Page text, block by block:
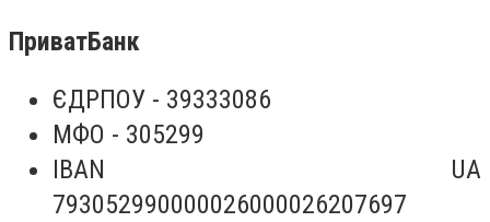
ПриватБанк
ЄДРПОУ - 39333086
МФО - 305299
IBAN UA
793052990000026000026207697